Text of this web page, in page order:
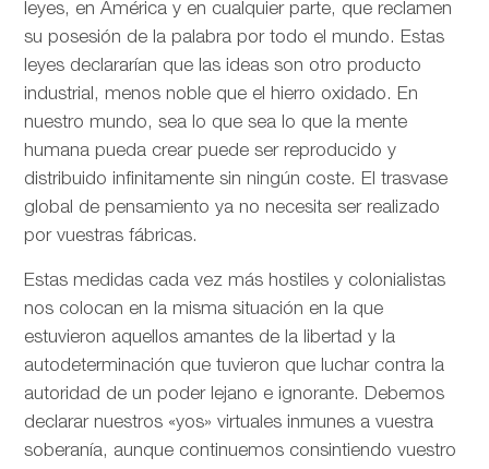
leyes, en América y en cualquier parte, que reclamen
su posesión de la palabra por todo el mundo. Estas
leyes declararían que las ideas son otro producto
industrial, menos noble que el hierro oxidado. En
nuestro mundo, sea lo que sea lo que la mente
humana pueda crear puede ser reproducido y
distribuido infinitamente sin ningún coste. El trasvase
global de pensamiento ya no necesita ser realizado
por vuestras fábricas.
Estas medidas cada vez más hostiles y colonialistas
nos colocan en la misma situación en la que
estuvieron aquellos amantes de la libertad y la
autodeterminación que tuvieron que luchar contra la
autoridad de un poder lejano e ignorante. Debemos
declarar nuestros «yos» virtuales inmunes a vuestra
soberanía, aunque continuemos consintiendo vuestro